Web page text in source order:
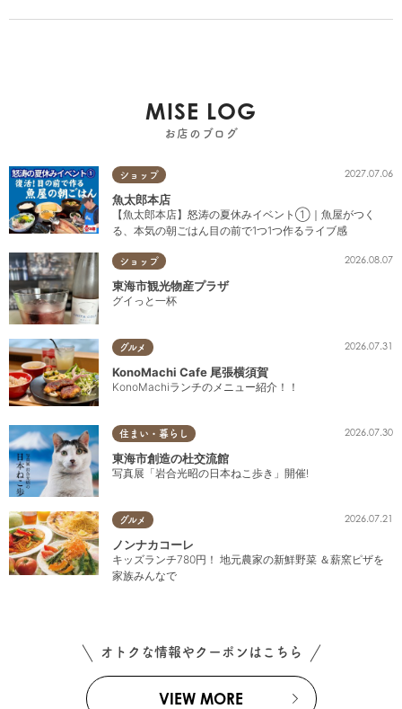
MISE LOG
お店のブログ
ショップ 2027.07.06
魚太郎本店
【魚太郎本店】怒涛の夏休みイベント①｜魚屋がつく
る、本気の朝ごはん目の前で1つ1つ作るライブ感
ショップ 2026.08.07
東海市観光物産プラザ
グイっと一杯
グルメ 2026.07.31
KonoMachi Cafe 尾張横須賀
KonoMachiランチのメニュー紹介！！
住まい・暮らし 2026.07.30
東海市創造の杜交流館
写真展「岩合光昭の日本ねこ歩き」開催!
グルメ 2026.07.21
ノンナカコーレ
キッズランチ780円！ 地元農家の新鮮野菜 ＆薪窯ピザを
家族みんなで
オトクな情報やクーポンはこちら
VIEW MORE